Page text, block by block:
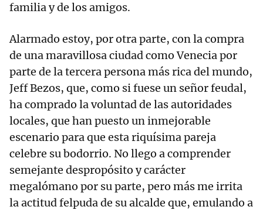
familia y de los amigos.
Alarmado estoy, por otra parte, con la compra
de una maravillosa ciudad como Venecia por
parte de la tercera persona más rica del mundo,
Jeff Bezos, que, como si fuese un señor feudal,
ha comprado la voluntad de las autoridades
locales, que han puesto un inmejorable
escenario para que esta riquísima pareja
celebre su bodorrio. No llego a comprender
semejante despropósito y carácter
megalómano por su parte, pero más me irrita
la actitud felpuda de su alcalde que, emulando a